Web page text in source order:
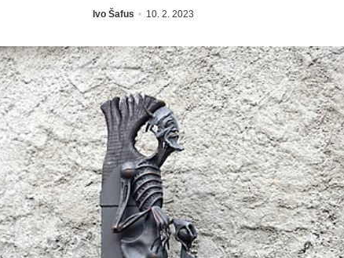
Ivo Šafus 10. 2. 2023